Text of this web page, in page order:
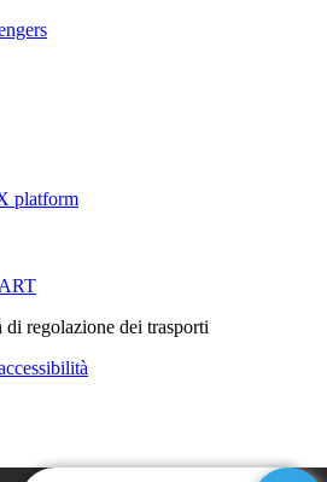
platform
regolazione dei trasporti